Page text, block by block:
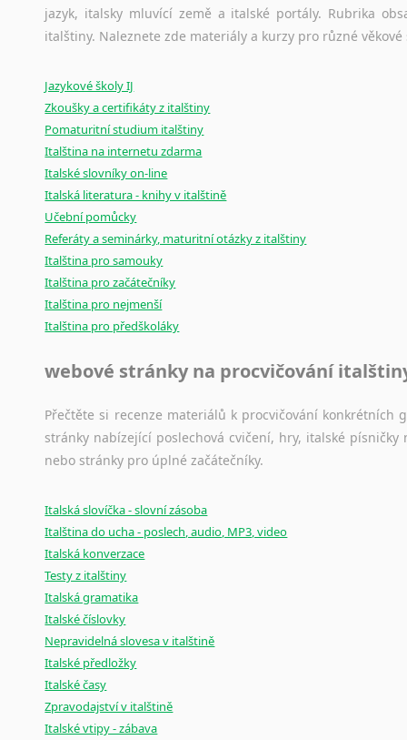
Ostatní pomůcky pro překladatele
poradny a pravidla
jazyk, italsky mluvící země a italské portály. Rubrika
italštiny. Naleznete zde materiály a kurzy pro různé věkové
Jazykové školy IJ
Zkoušky a certifikáty z italštiny
Pomaturitní studium italštiny
Italština na internetu zdarma
Italské slovníky on-line
Italská literatura - knihy v italštině
Učební pomůcky
Referáty a seminárky, maturitní otázky z italštiny
Italština pro samouky
Italština pro začátečníky
Italština pro nejmenší
Italština pro předškoláky
webové stránky na procvičování
Přečtěte si recenze materiálů k procvičování
stránky nabízející poslechová cvičení, hry, italské
nebo stránky pro úplné začátečníky.
Italská slovíčka - slovní zásoba
Italština do ucha - poslech, audio, MP3, video
Italská konverzace
Testy z italštiny
Italská gramatika
Italské číslovky
Nepravidelná slovesa v italštině
Italské předložky
Italské časy
Zpravodajství v italštině
Italské vtipy - zábava